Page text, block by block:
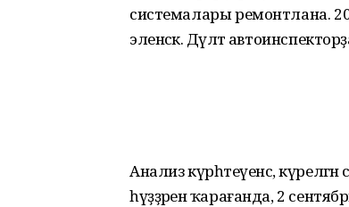
системалары ремонтлана.
эленәсәк. Дәүләт
Анализ күрһәтеүенсә,
һүҙҙәренә ҡарағанда, 2